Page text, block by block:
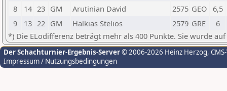
8
14 23 GM Arutinian David 2575 GEO 6,5
9
13 22 GM Halkias Stelios 2579 GRE
6
*) Die ELodifferenz beträgt mehr als 400 Punkte. Sie wurde
Der Schachturnier-Ergebnis-Server© 2006-2026 Heinz Herzog,
Impressum / Nutzungsbedingungen